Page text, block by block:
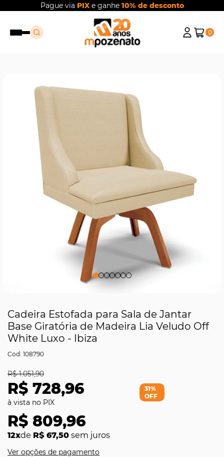
Pague via PIXe ganhe 10% de desconto
0
Cadeira Estofada para Sala de Jantar
Base Giratória de Madeira Lia Veludo Off
White Luxo - Ibiza
108790
R$ 728,96
R$ 1.051,90
R$ 809,96
12xde R$ 67,50 sem juros
31%
OFF
Ver opções de pagamento